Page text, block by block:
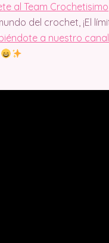
al Team Crochetisimo
del crochet, ¡El
a nuestro